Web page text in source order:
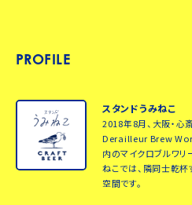
PROFILE
スタンドうみねこ
2018年8月、大阪・心
Derailleur Brew
内のマイクロブルワリ
ねこでは、隣同士乾杯
空間です。